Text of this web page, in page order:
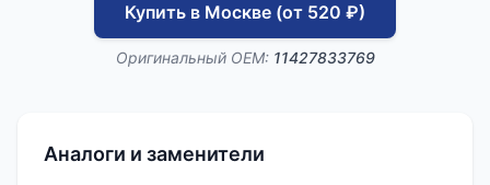
Купить в Москве (от 520 ₽)
Оригинальный OEM: 11427833769
Аналоги и заменители